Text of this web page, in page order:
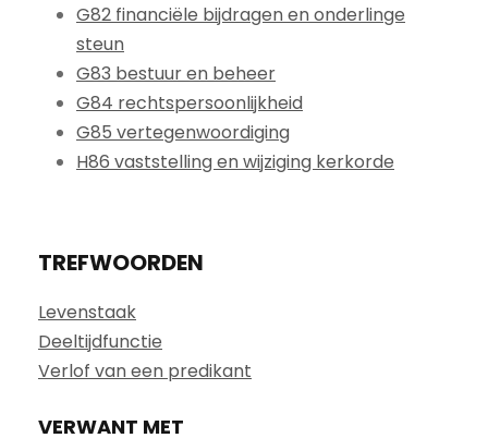
G82 financiële bijdragen en onderlinge
steun
G83 bestuur en beheer
G84 rechtspersoonlijkheid
G85 vertegenwoordiging
H86 vaststelling en wijziging kerkorde
TREFWOORDEN
Levenstaak
Deeltijdfunctie
Verlof van een predikant
VERWANT MET